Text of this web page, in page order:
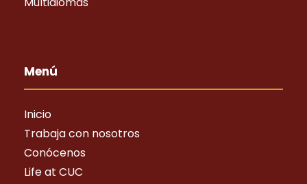
Menú
Inicio
Trabaja con nosotros
Conócenos
Life at CUC